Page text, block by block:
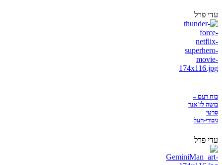
עדי פרל
כוח רעם –
בושה לז'אנר
סרטי
גיבורי-העל
עדי פרל